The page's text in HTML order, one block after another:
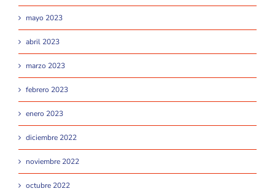
mayo 2023
abril 2023
marzo 2023
febrero 2023
enero 2023
diciembre 2022
noviembre 2022
octubre 2022